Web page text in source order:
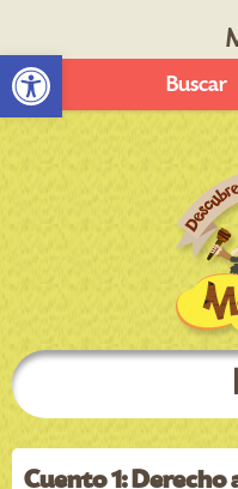
Abrir barra de herramientasBuscar
Cuento 1: Derecho